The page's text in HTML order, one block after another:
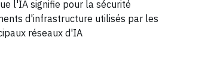
l'IA signifie pour la sécurité
d'infrastructure utilisés par les
réseaux d'IA